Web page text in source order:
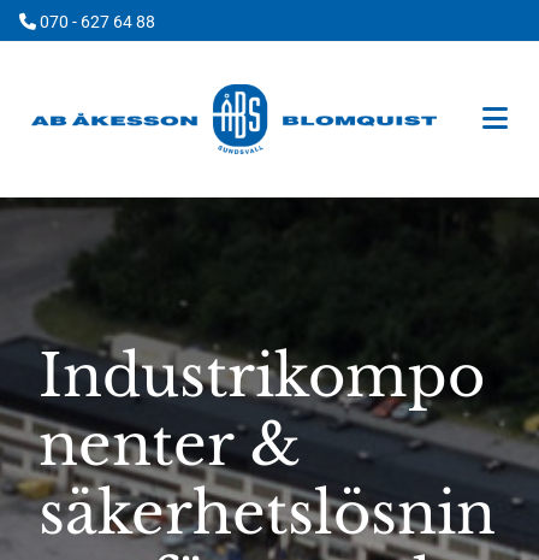
 070 - 627 64 88
Industrikompo
nenter &
säkerhetslösnin